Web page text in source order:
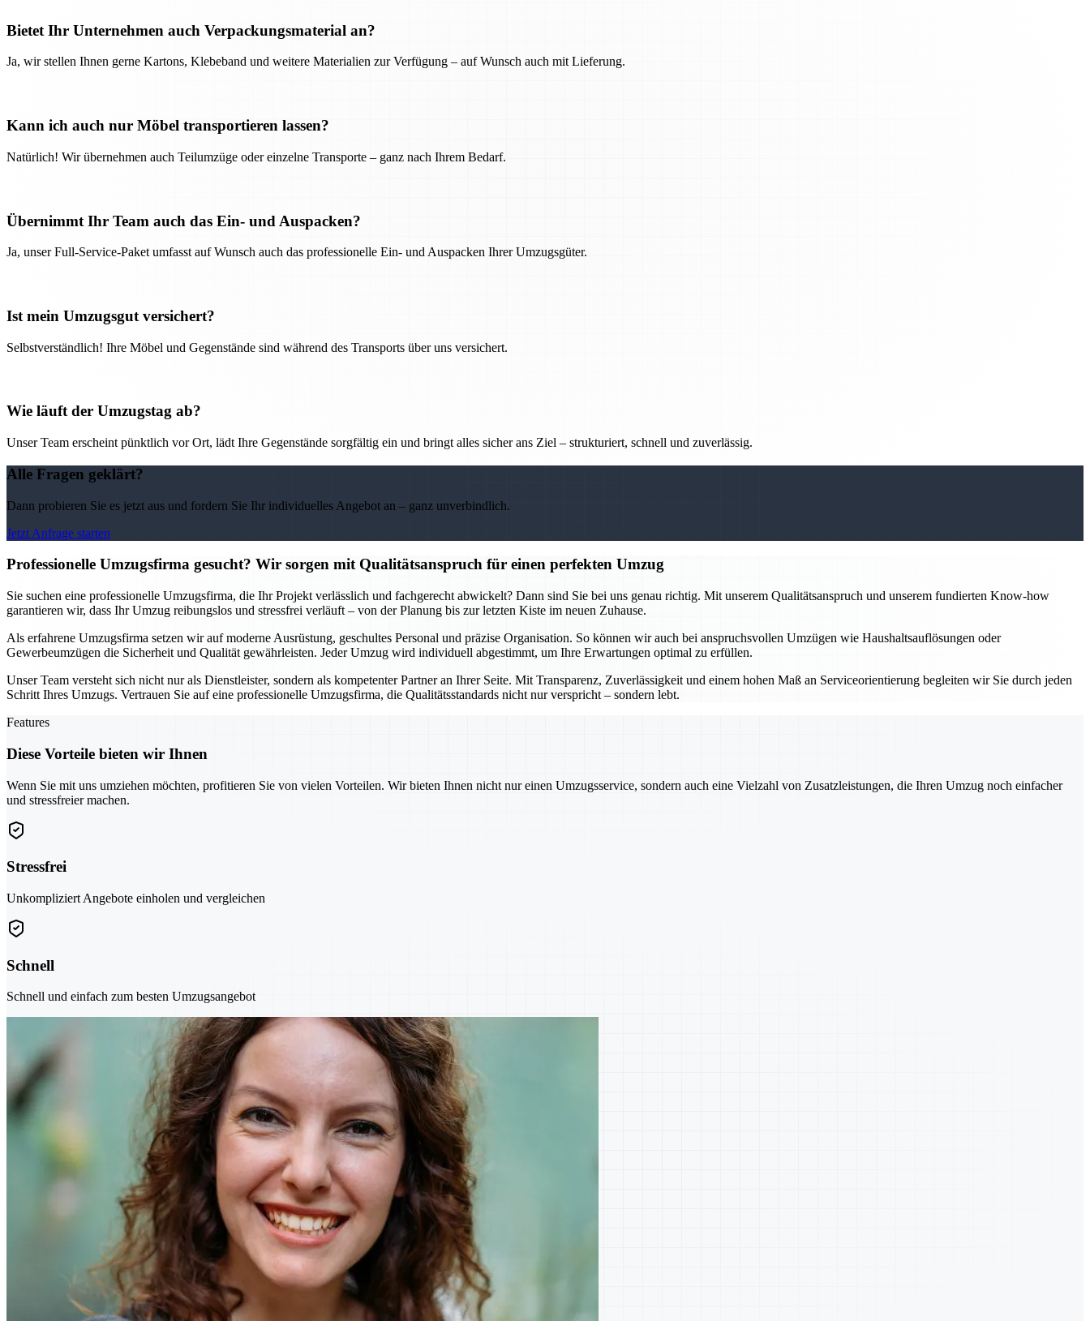
Bietet Ihr Unternehmen auch Verpackungsmaterial an?
Ja, wir stellen Ihnen gerne Kartons, Klebeband und weitere Materialien zur Verfügung – auf Wunsch auch mit Lieferung.
Kann ich auch nur Möbel transportieren lassen?
Natürlich! Wir übernehmen auch Teilumzüge oder einzelne Transporte – ganz nach Ihrem Bedarf.
Übernimmt Ihr Team auch das Ein- und Auspacken?
Ja, unser Full-Service-Paket umfasst auf Wunsch auch das professionelle Ein- und Auspacken Ihrer Umzugsgüter.
Ist mein Umzugsgut versichert?
Selbstverständlich! Ihre Möbel und Gegenstände sind während des Transports über uns versichert.
Wie läuft der Umzugstag ab?
Unser Team erscheint pünktlich vor Ort, lädt Ihre Gegenstände sorgfältig ein und bringt alles sicher ans Ziel – strukturiert, schnell und zuverlässig.
Alle Fragen geklärt?
Dann probieren Sie es jetzt aus und fordern Sie Ihr individuelles Angebot an – ganz unverbindlich.
Jetzt Anfrage starten
Professionelle Umzugsfirma gesucht? Wir sorgen mit Qualitätsanspruch für einen perfekten Umzug
Sie suchen eine professionelle Umzugsfirma, die Ihr Projekt verlässlich und fachgerecht abwickelt? Dann sind Sie bei uns genau richtig. Mit unserem Qualitätsanspruch und unserem fundierten Know-how
garantieren wir, dass Ihr Umzug reibungslos und stressfrei verläuft – von der Planung bis zur letzten Kiste im neuen Zuhause.
Als erfahrene Umzugsfirma setzen wir auf moderne Ausrüstung, geschultes Personal und präzise Organisation. So können wir auch bei anspruchsvollen Umzügen wie Haushaltsauflösungen oder
Gewerbeumzügen die Sicherheit und Qualität gewährleisten. Jeder Umzug wird individuell abgestimmt, um Ihre Erwartungen optimal zu erfüllen.
Unser Team versteht sich nicht nur als Dienstleister, sondern als kompetenter Partner an Ihrer Seite. Mit Transparenz, Zuverlässigkeit und einem hohen Maß an Serviceorientierung begleiten wir Sie durch jeden
Schritt Ihres Umzugs. Vertrauen Sie auf eine professionelle Umzugsfirma, die Qualitätsstandards nicht nur verspricht – sondern lebt.
Features
Diese Vorteile bieten wir Ihnen
Wenn Sie mit uns umziehen möchten, profitieren Sie von vielen Vorteilen. Wir bieten Ihnen nicht nur einen Umzugsservice, sondern auch eine Vielzahl von Zusatzleistungen, die Ihren Umzug noch einfacher
und stressfreier machen.
Stressfrei
Unkompliziert Angebote einholen und vergleichen
Schnell
Schnell und einfach zum besten Umzugsangebot